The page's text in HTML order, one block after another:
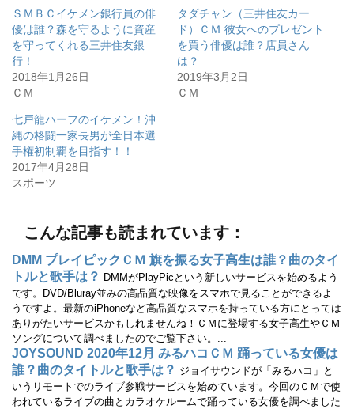
て
T
w
i
t
t
r
で
(
新
し
い
ウ
ィ
ン
ド
ウ
ま
す
o
k
で
共
有
る
に
ッ
ク
し
て
く
だ
い
ウ
ィ
ン
ド
ウ
で
開
き
ま
す
ＳＭＢＣイケメン銀行員の俳
優は誰？森を守るように資産
を守ってくれる三井住友銀
行！
2018年1月26日
ＣＭ
タダチャン（三井住友カー
ド）ＣＭ 彼女へのプレゼント
を買う俳優は誰？店員さん
は？
2019年3月2日
ＣＭ
七戸龍ハーフのイケメン！沖
縄の格闘一家長男が全日本選
手権初制覇を目指す！！
2017年4月28日
スポーツ
こんな記事も読まれています：
DMM プレイピックＣＭ 旗を振る女子高生は誰？曲のタイ
トルと歌手は？ DMMがPlayPicという新しいサービスを始めるよう
です。DVD/Bluray並みの高品質な映像をスマホで見ることができるよ
うですよ。最新のiPhoneなど高品質なスマホを持っている方にとっては
ありがたいサービスかもしれませんね！ＣＭに登場する女子高生やＣＭ
ソングについて調べましたのでご覧下さい。...
JOYSOUND 2020年12月 みるハコＣＭ 踊っている女優は
誰？曲のタイトルと歌手は？ ジョイサウンドが「みるハコ」と
いうリモートでのライブ参戦サービスを始めています。今回のＣＭで使
われているライブの曲とカラオケルームで踊っている女優を調べました